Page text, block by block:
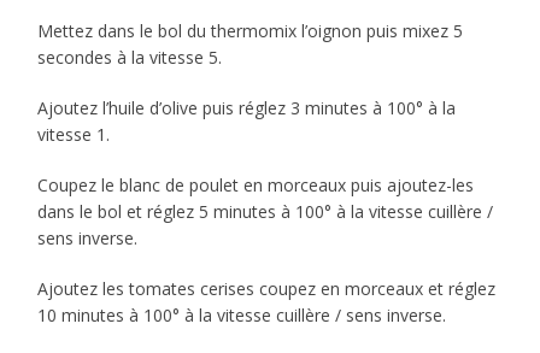
Mettez dans le bol du thermomix l’oignon puis mixez 5
secondes à la vitesse 5.
Ajoutez l’huile d’olive puis réglez 3 minutes à 100° à la
vitesse 1.
Coupez le blanc de poulet en morceaux puis ajoutez-les
dans le bol et réglez 5 minutes à 100° à la vitesse cuillère /
sens inverse.
Ajoutez les tomates cerises coupez en morceaux et réglez
10 minutes à 100° à la vitesse cuillère / sens inverse.